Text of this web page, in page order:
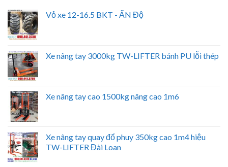
Vỏ xe 12-16.5 BKT - ẤN Độ
Xe nâng tay 3000kg TW-LIFTER bánh PU lỗi thép
Xe nâng tay cao 1500kg nâng cao 1m6
Xe nâng tay quay đổ phuy 350kg cao 1m4 hiệu
TW-LIFTER Đài Loan